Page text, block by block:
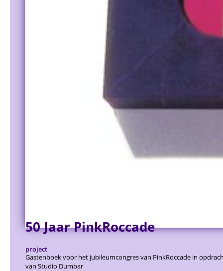
50 Jaar PinkRoccade
project
Gastenboek voor het jubileumcongres van PinkRoccade in
van Studio Dumbar